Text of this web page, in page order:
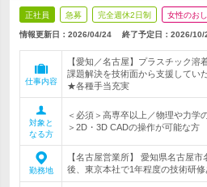
正社員 急募 完全週休2日制 女性のお
情報更新日：2026/04/24 終了予定日： 2026/10/
仕事内容
【愛知／名古屋】プラスチック
課題解決を技術面から支援してい
★各種手当充実
対象と
なる方
＜必須＞高専卒以上／物理や力学
＞2D・3D CADの操作が可能な方
勤務地
【名古屋営業所】 愛知県名古屋
後、東京本社で1年程度の技術研修